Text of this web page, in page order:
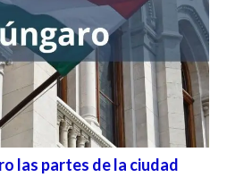
las partes de la ciudad